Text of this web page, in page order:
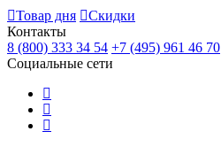
Товар дня
Скидки
Контакты
8 (800) 333 34 54 +7 (495) 961 46 70
Социальные сети